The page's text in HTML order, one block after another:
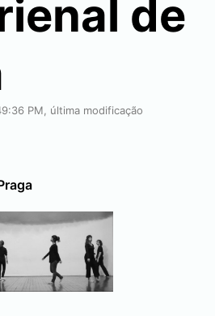
de
PM, última modificação